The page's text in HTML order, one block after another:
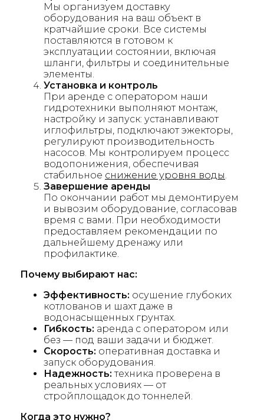
Мы организуем доставку
оборудования на ваш объект в
кратчайшие сроки. Все системы
поставляются в готовом к
эксплуатации состоянии, включая
шланги, фильтры и соединительные
элементы.
Установка и контроль
При аренде с оператором наши
гидротехники выполняют монтаж,
настройку и запуск: устанавливают
иглофильтры, подключают эжекторы,
регулируют производительность
насосов. Мы контролируем процесс
водопонижения, обеспечивая
стабильное снижение уровня воды.
Завершение аренды
По окончании работ мы демонтируем
и вывозим оборудование, согласовав
время с вами. При необходимости
предоставляем рекомендации по
дальнейшему дренажу или
профилактике.
Почему выбирают нас:
Эффективность: осушение глубоких
котлованов и шахт даже в
водонасыщенных грунтах.
Гибкость: аренда с оператором или
без — под ваши задачи и бюджет.
Скорость: оперативная доставка и
запуск оборудования.
Надежность: техника проверена в
реальных условиях — от
стройплощадок до тоннелей.
Когда это нужно?